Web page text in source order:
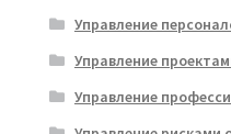
Управление
Управление
Управление